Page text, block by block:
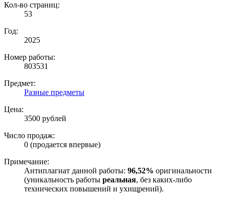
Кол-во страниц:
53
Год:
2025
Номер работы:
803531
Предмет:
Разные предметы
Цена:
3500 рублей
Число продаж:
0 (продается впервые)
Примечание:
Антиплагиат данной работы: 96,52% оригинальности
(уникальность работы реальная, без каких-либо
технических повышений и ухищрений).